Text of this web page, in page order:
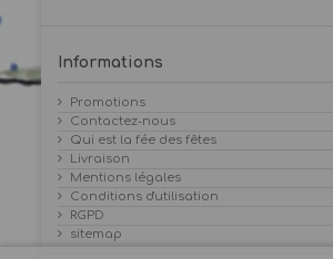
Informations
Promotions
Contactez-nous
Qui est la fée des fêtes
Livraison
Mentions légales
Conditions d'utilisation
RGPD
sitemap